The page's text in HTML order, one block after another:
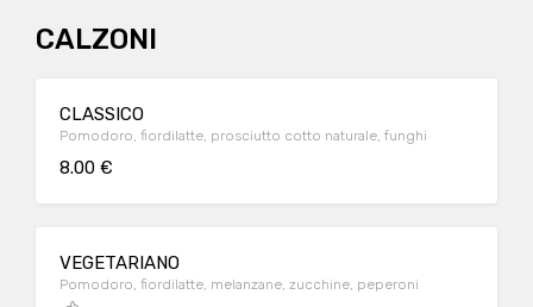
CALZONI
CLASSICO
Pomodoro, fiordilatte, prosciutto cotto naturale, funghi
8.00 €
VEGETARIANO
Pomodoro, fiordilatte, melanzane, zucchine, peperoni